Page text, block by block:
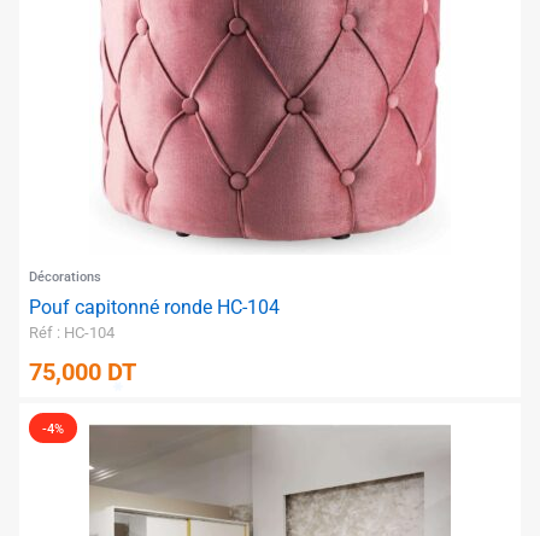
Décorations
Pouf capitonné ronde HC-104
Réf : HC-104
75,000 DT
-4%